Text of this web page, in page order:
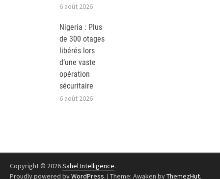
6 août 2026
Nigeria : Plus
de 300 otages
libérés lors
d’une vaste
opération
sécuritaire
6 août 2026
Copyright © 2026Sahel Intelligence.
Proudly powered byWordPress. | Theme: Awaken byThemezHut.